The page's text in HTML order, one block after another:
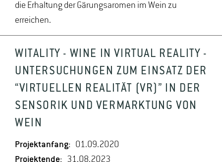
die Erhaltung der Gärungsaromen im Wein zu
erreichen.
WITALITY - WINE IN VIRTUAL REALITY -
UNTERSUCHUNGEN ZUM EINSATZ DER
“VIRTUELLEN REALITÄT (VR)” IN DER
SENSORIK UND VERMARKTUNG VON
WEIN
Projektanfang: 01.09.2020
Projektende: 31.08.2023